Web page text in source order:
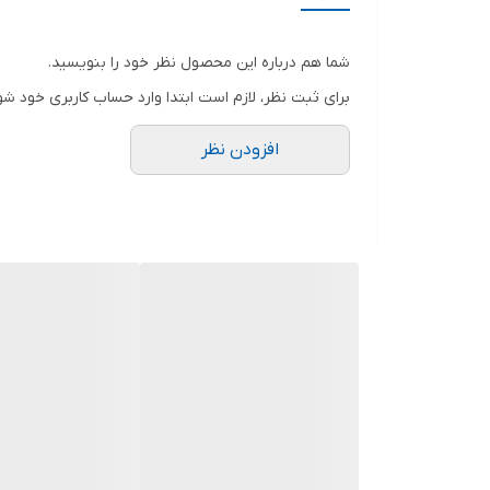
شما هم درباره این محصول نظر خود را بنویسید.
برای ثبت نظر، لازم است ابتدا وارد حساب کاربری خود
افزودن نظر